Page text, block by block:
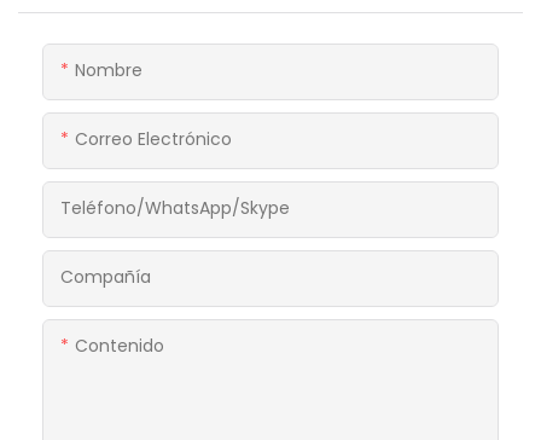
Nombre
Correo Electrónico
Teléfono/WhatsApp/Skype
Compañía
Contenido